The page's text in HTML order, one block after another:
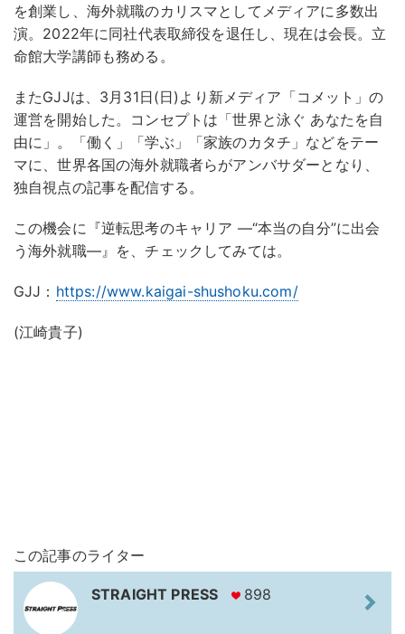
を創業し、海外就職のカリスマとしてメディアに多数出
演。2022年に同社代表取締役を退任し、現在は会長。立
命館大学講師も務める。
またGJJは、3月31日(日)より新メディア「コメット」の
運営を開始した。コンセプトは「世界と泳ぐ あなたを自
由に」。「働く」「学ぶ」「家族のカタチ」などをテー
マに、世界各国の海外就職者らがアンバサダーとなり、
独自視点の記事を配信する。
この機会に『逆転思考のキャリア ―“本当の自分”に出会
う海外就職―』を、チェックしてみては。
GJJ： https://www.kaigai-shushoku.com/
(江崎貴子)
この記事のライター
STRAIGHT PRESS 898